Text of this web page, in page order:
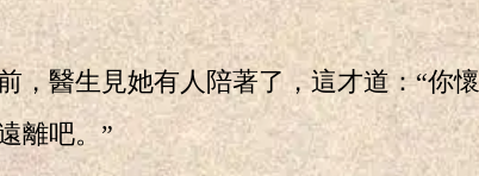
醫生見她有人陪著了，這才道：“你懷
離吧。”